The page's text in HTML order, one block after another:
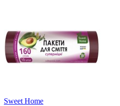
Sweet Home